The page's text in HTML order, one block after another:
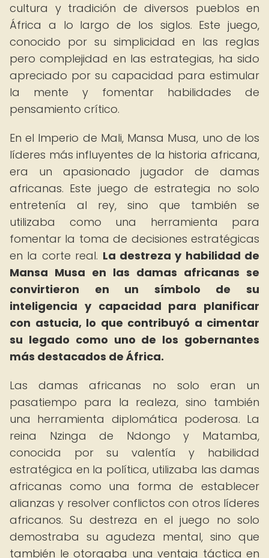
cultura y tradición de diversos pueblos en
África a lo largo de los siglos. Este juego,
conocido por su simplicidad en las reglas
pero complejidad en las estrategias, ha sido
apreciado por su capacidad para estimular
la mente y fomentar habilidades de
pensamiento crítico.
En el Imperio de Mali, Mansa Musa, uno de los
líderes más influyentes de la historia africana,
era un apasionado jugador de damas
africanas. Este juego de estrategia no solo
entretenía al rey, sino que también se
utilizaba como una herramienta para
fomentar la toma de decisiones estratégicas
en la corte real. La destreza y habilidad de
Mansa Musa en las damas africanas se
convirtieron en un símbolo de su
inteligencia y capacidad para planificar
con astucia, lo que contribuyó a cimentar
su legado como uno de los gobernantes
más destacados de África.
Las damas africanas no solo eran un
pasatiempo para la realeza, sino también
una herramienta diplomática poderosa. La
reina Nzinga de Ndongo y Matamba,
conocida por su valentía y habilidad
estratégica en la política, utilizaba las damas
africanas como una forma de establecer
alianzas y resolver conflictos con otros líderes
africanos. Su destreza en el juego no solo
demostraba su agudeza mental, sino que
también le otorgaba una ventaja táctica en